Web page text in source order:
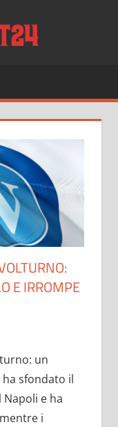
E IRROMPE
un
sfondato il
e ha
i